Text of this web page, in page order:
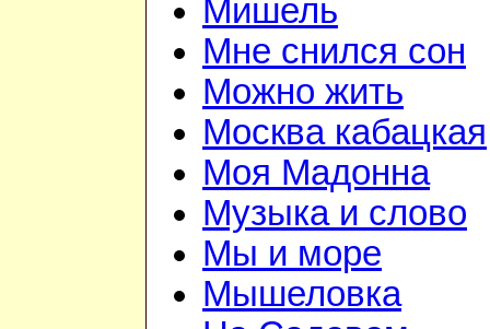
Мишель
Мне снился сон
Можно жить
Москва кабацкая
Моя Мадонна
Музыка и слово
Мы и море
Мышеловка